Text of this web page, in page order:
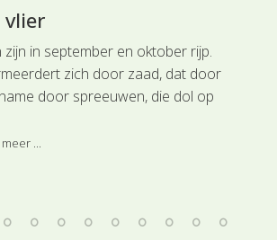
vlier
zijn in september en oktober rijp.
zich door zaad, dat door
door spreeuwen, die dol op
...